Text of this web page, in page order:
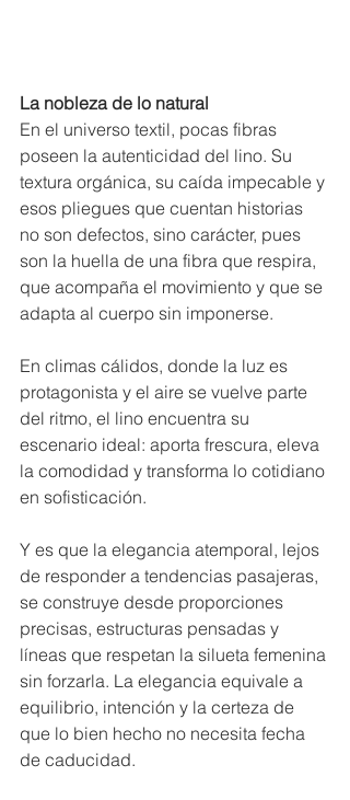
La nobleza de lo natural
En el universo textil, pocas fibras
poseen la autenticidad del lino. Su
textura orgánica, su caída impecable y
esos pliegues que cuentan historias
no son defectos, sino carácter, pues
son la huella de una fibra que respira,
que acompaña el movimiento y que se
adapta al cuerpo sin imponerse.
En climas cálidos, donde la luz es
protagonista y el aire se vuelve parte
del ritmo, el lino encuentra su
escenario ideal: aporta frescura, eleva
la comodidad y transforma lo cotidiano
en sofisticación.
Y es que la elegancia atemporal, lejos
de responder a tendencias pasajeras,
se construye desde proporciones
precisas, estructuras pensadas y
líneas que respetan la silueta femenina
sin forzarla. La elegancia equivale a
equilibrio, intención y la certeza de
que lo bien hecho no necesita fecha
de caducidad.